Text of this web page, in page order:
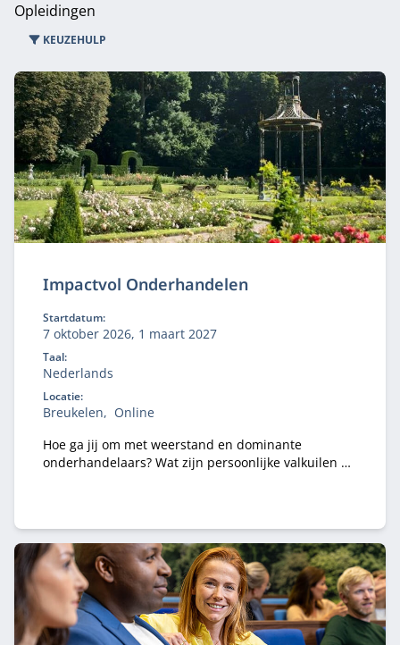
Opleidingen
KEUZEHULP
43 opleidingen
Impactvol Onderhandelen
Startdatum:
7 oktober 2026, 1 maart 2027
Taal:
Nederlands
Locatie:
Breukelen
Online
Hoe ga jij om met weerstand en dominante
onderhandelaars? Wat zijn persoonlijke valkuilen en